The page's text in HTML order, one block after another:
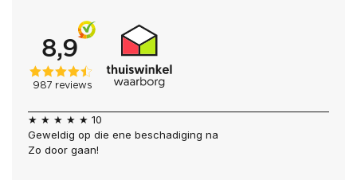
★ ★ ★ ★ ★ 10
Geweldig op die ene beschadiging na
Zo door gaan!